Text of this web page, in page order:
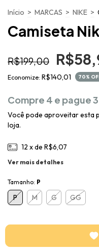
Início > MARCAS > NIKE >
Camiseta
R$199,00
Economize: R$140,01 70%
Compre 4 e pague
Você pode aproveitar esta
loja.
12 x de R$6,07
Ver mais detalhes
Tamanho: P
P M G GG